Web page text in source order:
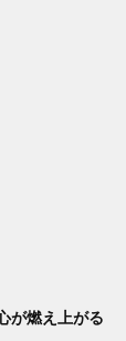
ています。
が燃え上がる